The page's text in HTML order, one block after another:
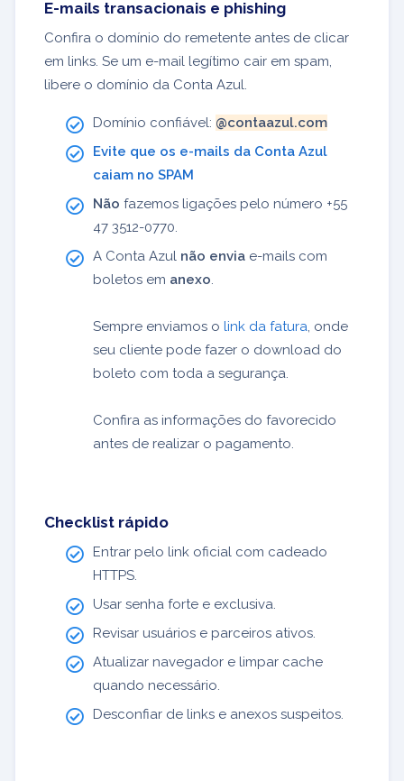
E-mails transacionais e phishing
Confira o domínio do remetente antes de clicar
em links. Se um e-mail legítimo cair em spam,
libere o domínio da Conta Azul.
Domínio confiável: @contaazul.com
Evite que os e-mails da Conta Azul
caiam no SPAM
Não fazemos ligações pelo número +55
47 3512-0770.
A Conta Azul não envia e-mails com
boletos em anexo.
Sempre enviamos o link da fatura, onde
seu cliente pode fazer o download do
boleto com toda a segurança.
Confira as informações do favorecido
antes de realizar o pagamento.
Checklist rápido
Entrar pelo link oficial com cadeado
HTTPS.
Usar senha forte e exclusiva.
Revisar usuários e parceiros ativos.
Atualizar navegador e limpar cache
quando necessário.
Desconfiar de links e anexos suspeitos.